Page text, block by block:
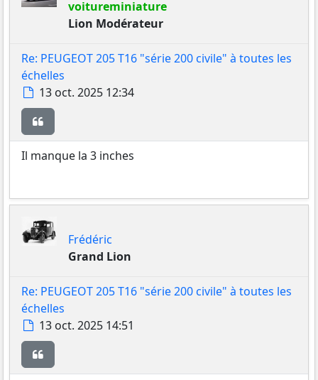
voitureminiature
Lion Modérateur
Re: PEUGEOT 205 T16 "série 200 civile" à toutes les
échelles
Message
13 oct. 2025 12:34
Il manque la 3 inches
Frédéric
Grand Lion
Re: PEUGEOT 205 T16 "série 200 civile" à toutes les
échelles
Message
13 oct. 2025 14:51